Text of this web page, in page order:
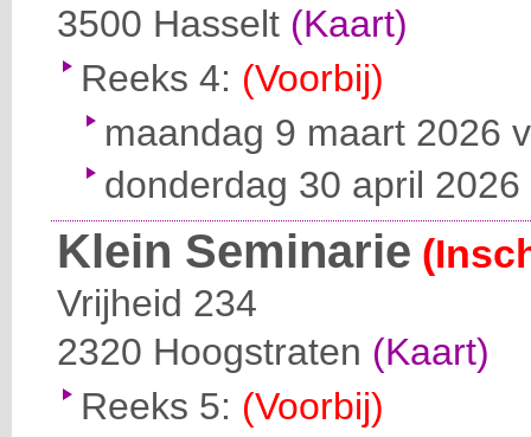
3500 Hasselt (Kaart)
Reeks 4: (Voorbij)
maandag 9 maart 2026
donderdag 30 april
Klein Seminarie
Vrijheid 234
2320 Hoogstraten (Kaart)
Reeks 5: (Voorbij)